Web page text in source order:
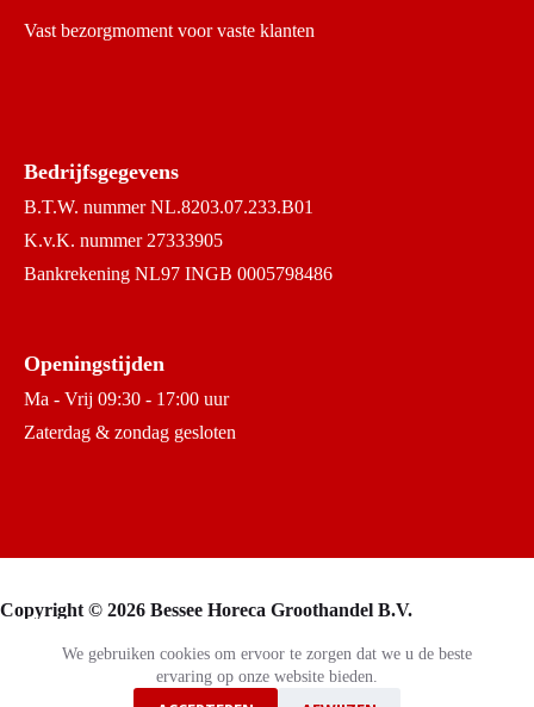
We gebruiken cookies om ervoor te zorgen dat we u de beste
ervaring op onze website bieden.
Vast bezorgmoment voor vaste klanten
Bedrijfsgegevens
B.T.W. nummer NL.8203.07.233.B01
K.v.K. nummer 27333905
Bankrekening NL97 INGB 0005798486
Openingstijden
Ma - Vrij 09:30 - 17:00 uur
Zaterdag & zondag gesloten
Copyright © 2026 Bessee Horeca Groothandel B.V.